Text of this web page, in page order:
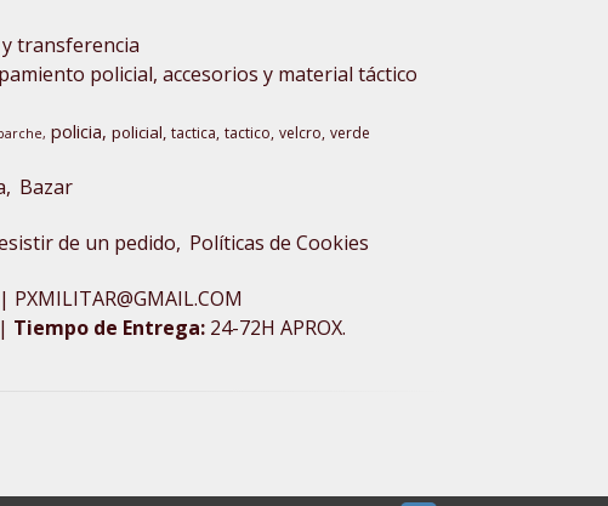
transferencia
policial, accesorios y material táctico
policia policial tactica tactico velcro verde
Bazar
de un pedido Políticas de Cookies
PXMILITAR@GMAIL.COM
Tiempo de Entrega: 24-72H APROX.